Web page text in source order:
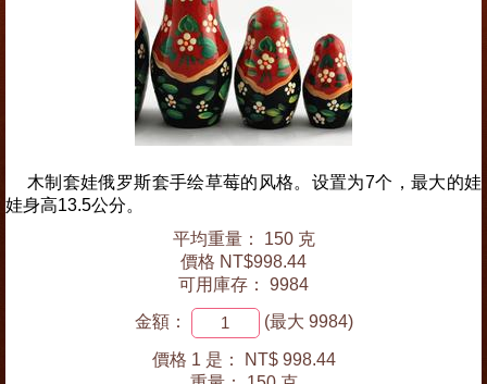
木制套娃俄罗斯套手绘草莓的风格。设置为7个，最大的娃
娃身高13.5公分。
平均重量： 150 克
價格 NT$998.44
可用庫存： 9984
金額： (最大 9984)
價格 1 是：
NT$ 998.44